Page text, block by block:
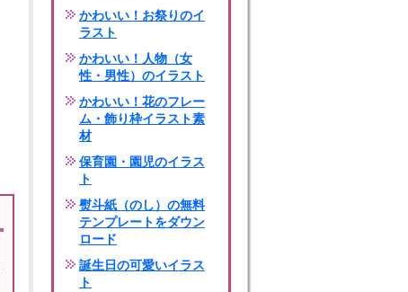
かわいい！お祭りのイ
ラスト
かわいい！人物（女
性・男性）のイラスト
かわいい！花のフレー
ム・飾り枠イラスト素
材
保育園・園児のイラス
ト
熨斗紙（のし）の無料
テンプレートをダウン
ロード
誕生日の可愛いイラス
ト